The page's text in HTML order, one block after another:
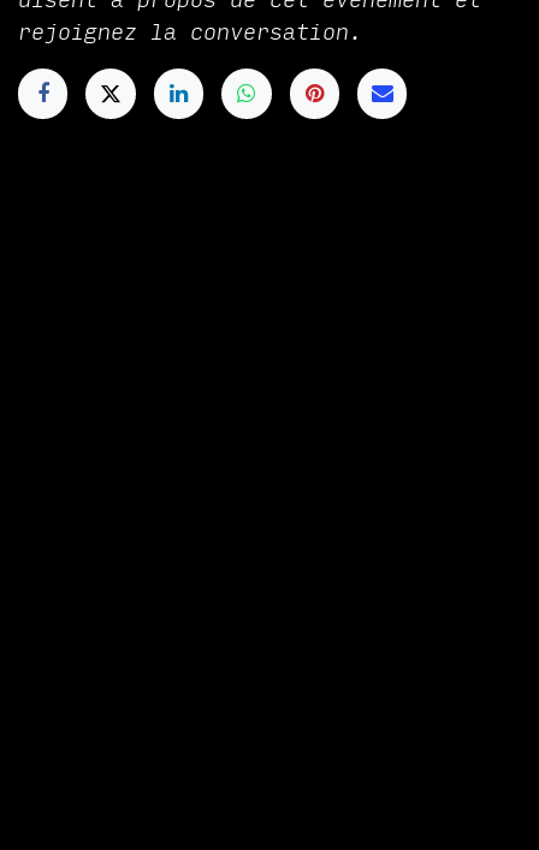
rejoignez la conversation.